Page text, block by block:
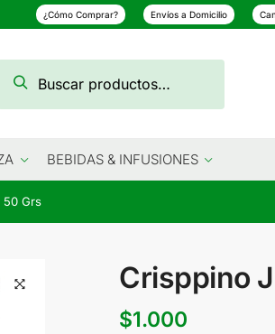
¿Cómo Comprar? Envíos a Domicilio
por:
Buscar
BEBIDAS & INFUSIONES
50 Grs
Crisppino
$1.000